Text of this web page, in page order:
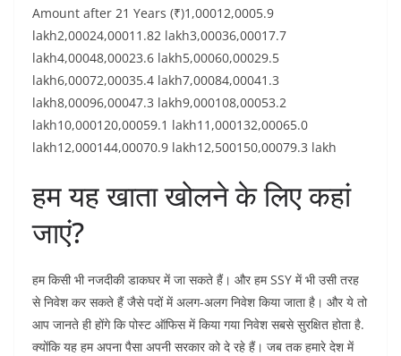
Amount after 21 Years (₹)1,00012,0005.9
lakh2,00024,00011.82 lakh3,00036,00017.7
lakh4,00048,00023.6 lakh5,00060,00029.5
lakh6,00072,00035.4 lakh7,00084,00041.3
lakh8,00096,00047.3 lakh9,000108,00053.2
lakh10,000120,00059.1 lakh11,000132,00065.0
lakh12,000144,00070.9 lakh12,500150,00079.3 lakh
हम यह खाता खोलने के लिए कहां
जाएं?
हम किसी भी नजदीकी डाकघर में जा सकते हैं। और हम SSY में भी उसी तरह
से निवेश कर सकते हैं जैसे पदों में अलग-अलग निवेश किया जाता है। और ये तो
आप जानते ही होंगे कि पोस्ट ऑफिस में किया गया निवेश सबसे सुरक्षित होता है.
क्योंकि यह हम अपना पैसा अपनी सरकार को दे रहे हैं। जब तक हमारे देश में